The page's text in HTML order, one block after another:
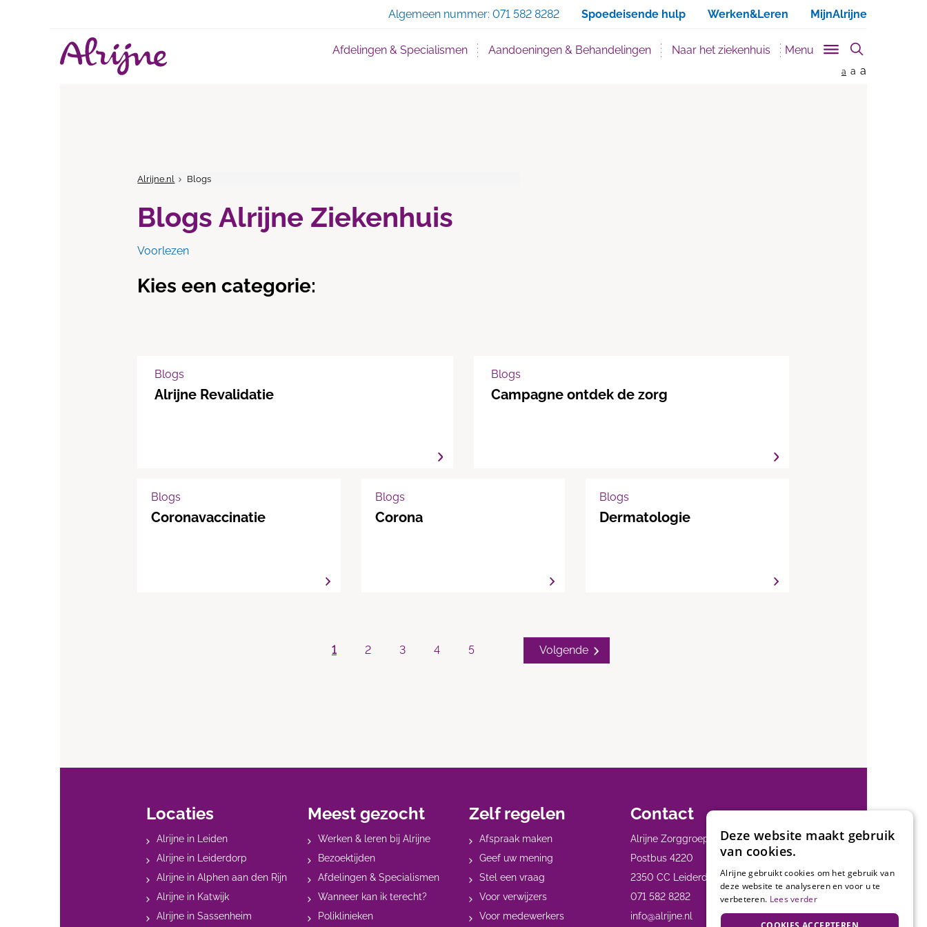
Algemeen nummer: 071 582 8282 Spoedeisende hulp Werken&Leren MijnAlrijne
Afdelingen & Specialismen Aandoeningen & Behandelingen Naar het ziekenhuis Menu
a a a
Alrijne.nl Blogs
Blogs Alrijne Ziekenhuis
Voorlezen
Kies een categorie:
Blogs
Alrijne Revalidatie
Blogs
Campagne ontdek de zorg
Blogs
Coronavaccinatie
Blogs
Corona
Blogs
Dermatologie
1 2 3 4 5 Volgende
Locaties
Alrijne in Leiden
Alrijne in Leiderdorp
Alrijne in Alphen aan den Rijn
Alrijne in Katwijk
Alrijne in Sassenheim
Meest gezocht
Werken & leren bij Alrijne
Bezoektijden
Afdelingen & Specialismen
Wanneer kan ik terecht?
Poliklinieken
Zelf regelen
Afspraak maken
Geef uw mening
Stel een vraag
Voor verwijzers
Voor medewerkers
Contact
Alrijne Zorggroep
Postbus 4220
2350 CC Leiderdorp
071 582 8282
info@alrijne.nl
Deze website maakt gebruik
van cookies.
Alrijne gebruikt cookies om het gebruik van
deze website te analyseren en voor u te
verbeteren. Lees verder